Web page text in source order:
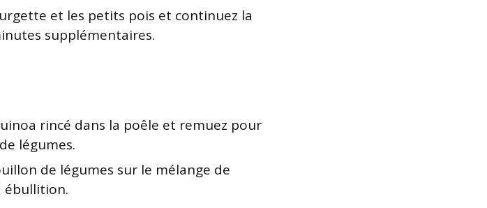
et les petits pois et continuez la
supplémentaires.
rincé dans la poêle et remuez pour
légumes.
de légumes sur le mélange de
ébullition.